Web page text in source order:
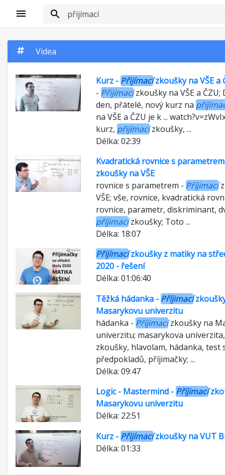
Videa
Kurz - Přijímacízkoušky na VŠE a
- Přijímacízkoušky na VŠE a ČZU;
den, přátelé, nový kurz na
na VŠE a ČZU je k ...
kurz, přijímacízkoušky, ...
Délka: 02:39
Kvadratická rovnice s
zkoušky na VŠE
rovnice s parametrem - Příjimací
VŠE; vše, rovnice, kvadratická
rovnice, parametr, diskriminant,
příjimacízkoušky; Toto ...
Délka: 18:07
Přijímacízkoušky z matiky na
2020 - řešení
Délka: 01:06:40
Těžká hádanka - Příjimací
Masarykovu univerzitu
hádanka - Příjimacízkoušky na
univerzitu; masarykova
zkoušky, hlavolam, hádanka, test
předpokladů, příjimačky; ...
Délka: 09:47
Logic - Mastermind - Příjimací
Masarykovu univerzitu
Délka: 22:51
Kurz - Přijímacízkoušky na VUT
Délka: 01:33